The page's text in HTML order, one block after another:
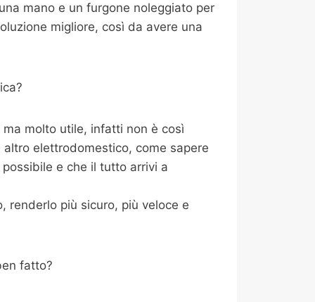
mano e un furgone noleggiato per
migliore, così da avere una
molto utile, infatti non è così
elettrodomestico, come sapere
e che il tutto arrivi a
renderlo più sicuro, più veloce e
fatto?